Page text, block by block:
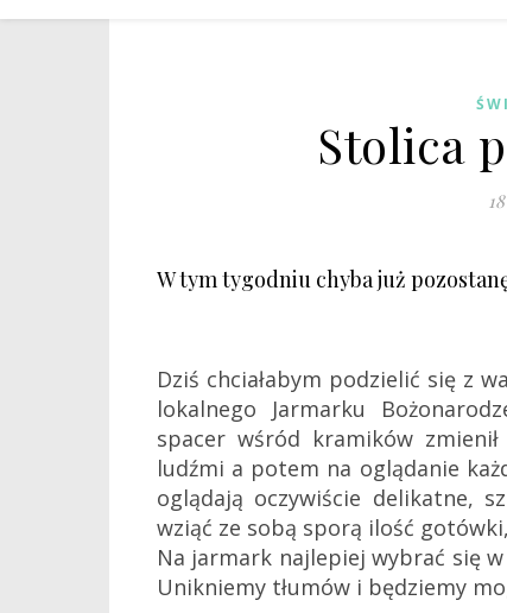
Stolica
W tym tygodniu chyba już
Dziś chciałabym podzielić się z
lokalnego Jarmarku
spacer wśród kramików
ludźmi a potem na oglądanie
oglądają oczywiście delikatne,
wziąć ze sobą sporą ilość
Na jarmark najlepiej wybrać się
Unikniemy tłumów i będziemy